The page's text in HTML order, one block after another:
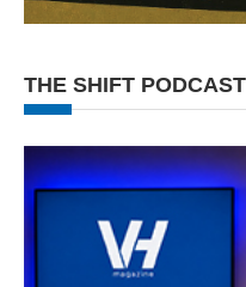
THE SHIFT PODCAST